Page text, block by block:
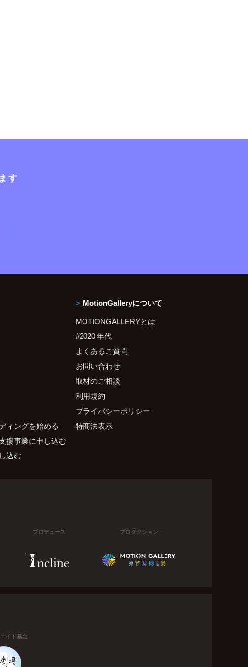
す
ィングを始める
援事業に申し込む
込む
MotionGalleryについて
MOTIONGALLERYとは
#2020 年代
よくあるご質問
お問い合わせ
取材のご相談
利用規約
プライバシーポリシー
特商法表示
プロデュース プロダクション
イド基金